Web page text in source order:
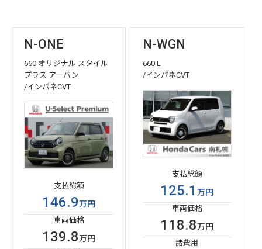
N-ONE
660 オリジナル スタイル
プラス アーバン
/インパネCVT
支払総額
146.9万円
車両価格
139.8万円
N-WGN
660 L
/インパネCVT
支払総額
125.1万円
車両価格
118.8万円
諸費用